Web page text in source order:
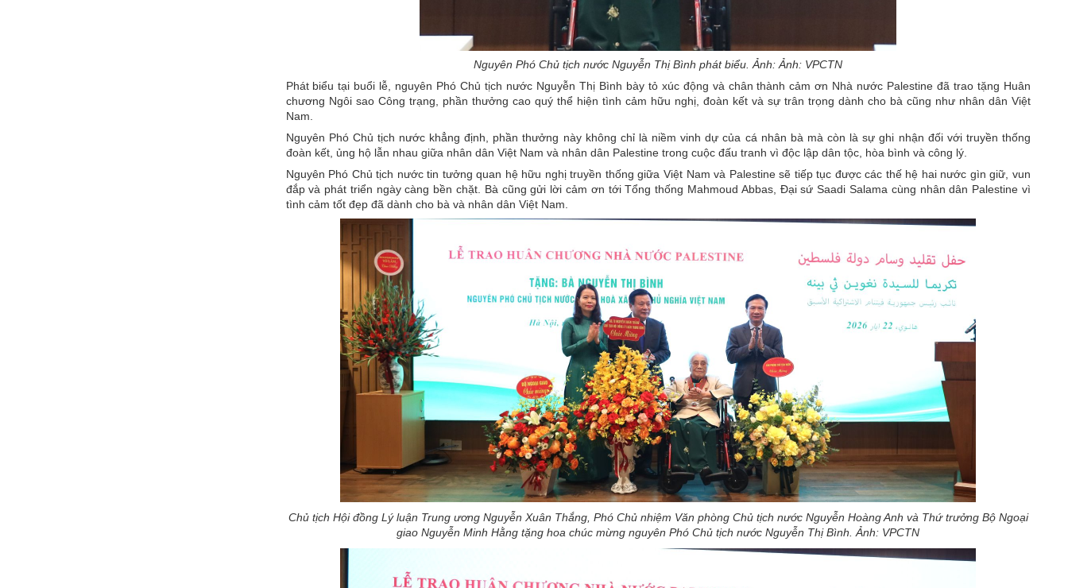
Nguyên Phó Chủ tịch nước Nguyễn Thị Bình phát biểu. Ảnh: Ảnh: VPCTN
Phát biểu tại buổi lễ, nguyên Phó Chủ tịch nước Nguyễn Thị Bình bày tỏ xúc động và chân thành cảm ơn Nhà nước Palestine đã trao tặng Huân
chương Ngôi sao Công trạng, phần thưởng cao quý thể hiện tình cảm hữu nghị, đoàn kết và sự trân trọng dành cho bà cũng như nhân dân Việt
Nam.
Nguyên Phó Chủ tịch nước khẳng định, phần thưởng này không chỉ là niềm vinh dự của cá nhân bà mà còn là sự ghi nhận đối với truyền thống
đoàn kết, ủng hộ lẫn nhau giữa nhân dân Việt Nam và nhân dân Palestine trong cuộc đấu tranh vì độc lập dân tộc, hòa bình và công lý.
Nguyên Phó Chủ tịch nước tin tưởng quan hệ hữu nghị truyền thống giữa Việt Nam và Palestine sẽ tiếp tục được các thế hệ hai nước gìn giữ, vun
đắp và phát triển ngày càng bền chặt. Bà cũng gửi lời cảm ơn tới Tổng thống Mahmoud Abbas, Đại sứ Saadi Salama cùng nhân dân Palestine vì
tình cảm tốt đẹp đã dành cho bà và nhân dân Việt Nam.
Chủ tịch Hội đồng Lý luận Trung ương Nguyễn Xuân Thắng, Phó Chủ nhiệm Văn phòng Chủ tịch nước Nguyễn Hoàng Anh và Thứ trưởng Bộ Ngoại
giao Nguyễn Minh Hằng tặng hoa chúc mừng nguyên Phó Chủ tịch nước Nguyễn Thị Bình. Ảnh: VPCTN